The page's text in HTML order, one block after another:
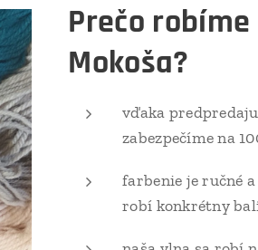
Prečo
Mokoša?
vďaka
zabezpečíme na
farbenie je ručné
robí konkrétny